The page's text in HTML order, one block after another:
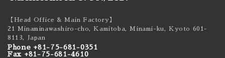
【Head Office & Main Factory】
21 Minaminawashiro-cho, Kamitoba, Minami-ku,Kyoto 601-
8113, Japan
Phone +81-75-681-0351
Fax +81-75-681-4610